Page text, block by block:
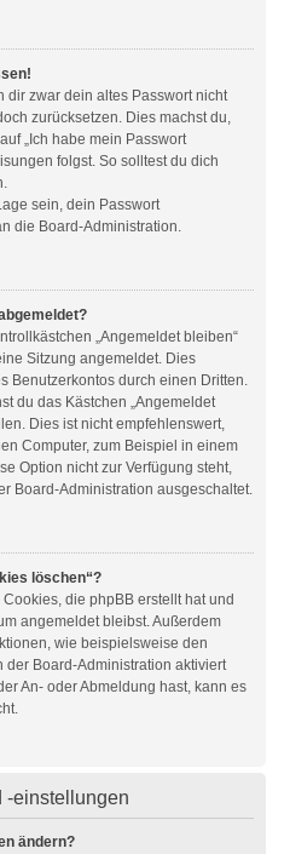
dir zwar dein altes Passwort nicht
zurücksetzen. Dies machst du,
„Ich habe mein Passwort
folgst. So solltest du dich
sein, dein Passwort
die Board-Administration.
„Angemeldet bleiben“
Sitzung angemeldet. Dies
Benutzerkontos durch einen Dritten.
du das Kästchen „Angemeldet
Dies ist nicht empfehlenswert,
Computer, zum Beispiel in einem
Option nicht zur Verfügung steht,
Board-Administration ausgeschaltet.
löschen“?
die phpBB erstellt hat und
angemeldet bleibst. Außerdem
wie beispielsweise den
der Board-Administration aktiviert
An- oder Abmeldung hast, kann es
-einstellungen
ändern?